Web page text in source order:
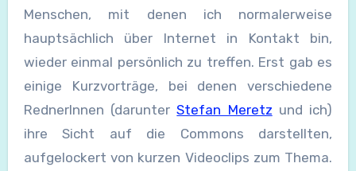
Menschen, mit denen ich normalerweise
hauptsächlich über Internet in Kontakt bin,
wieder einmal persönlich zu treffen. Erst gab es
einige Kurzvorträge, bei denen verschiedene
RednerInnen (darunterStefan Meretz und ich)
ihre Sicht auf die Commons darstellten,
aufgelockert von kurzen Videoclips zum Thema.